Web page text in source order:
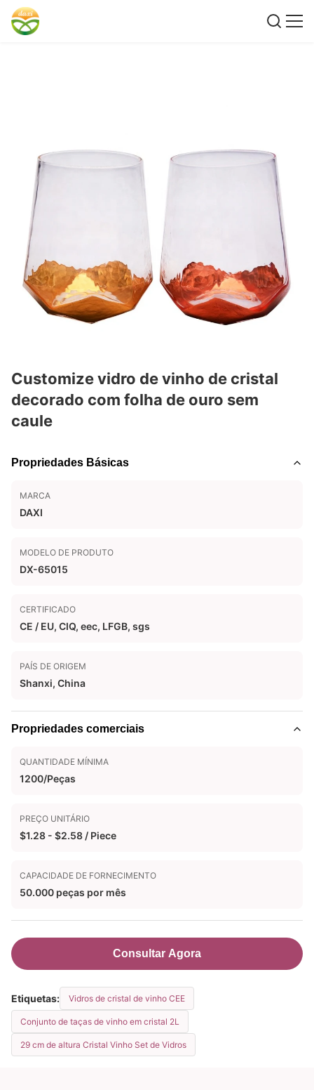
Customize vidro de vinho de cristal
decorado com folha de ouro sem
caule
Propriedades Básicas
MARCA
DAXI
MODELO DE PRODUTO
DX-65015
CERTIFICADO
CE / EU, CIQ, eec, LFGB, sgs
PAÍS DE ORIGEM
Shanxi, China
Propriedades comerciais
QUANTIDADE MÍNIMA
1200/Peças
PREÇO UNITÁRIO
$1.28 - $2.58 / Piece
CAPACIDADE DE FORNECIMENTO
50.000 peças por mês
Consultar Agora
Etiquetas: Vidros de cristal de vinho CEE
Conjunto de taças de vinho em cristal 2L
29 cm de altura Cristal Vinho Set de Vidros